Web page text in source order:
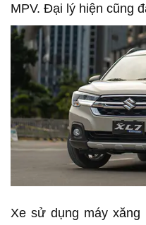
MPV. Đại lý hiện cũng
Xe sử dụng máy xăng